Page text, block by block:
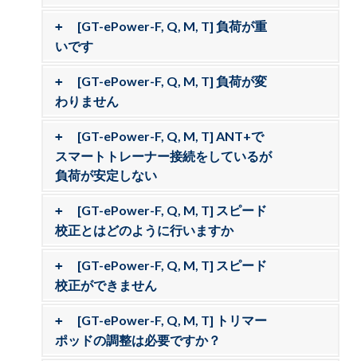
[GT-ePower-F, Q, M, T] 負荷が重
いです
[GT-ePower-F, Q, M, T] 負荷が変
わりません
[GT-ePower-F, Q, M, T] ANT+で
スマートトレーナー接続をしているが
負荷が安定しない
[GT-ePower-F, Q, M, T] スピード
校正とはどのように行いますか
[GT-ePower-F, Q, M, T] スピード
校正ができません
[GT-ePower-F, Q, M, T] トリマー
ポッドの調整は必要ですか？